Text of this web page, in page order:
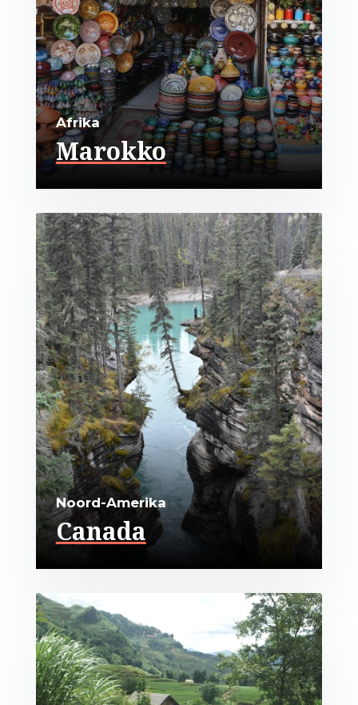
Afrika
Marokko
Noord-Amerika
Canada